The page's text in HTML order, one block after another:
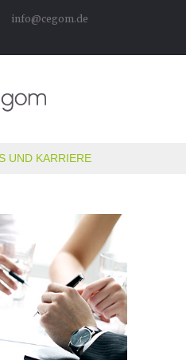
info@cegom.de
UND KARRIERE